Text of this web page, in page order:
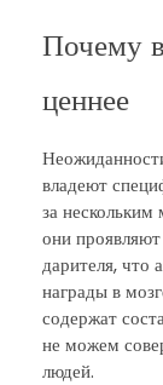
Почему
ценнее
владеют
за
они
дарителя, что
награды в
содержат
не можем
людей.